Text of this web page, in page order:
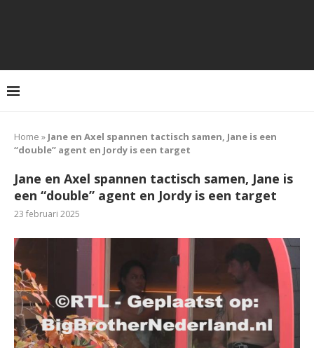
Home » Jane en Axel spannen tactisch samen, Jane is een
“double” agent en Jordy is een target
Jane en Axel spannen tactisch samen, Jane is
een “double” agent en Jordy is een target
23 februari 2025